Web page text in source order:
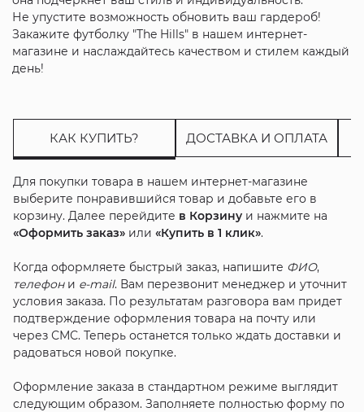
Не упустите возможность обновить ваш гардероб!
Закажите футболку "The Hills" в нашем интернет-
магазине и наслаждайтесь качеством и стилем каждый
день!
КАК КУПИТЬ? ДОСТАВКА И ОПЛАТА
Для покупки товара в нашем интернет-магазине
выберите понравившийся товар и добавьте его в
корзину. Далее перейдите в Корзинуи нажмите на
«Оформить заказ»или «Купить в 1 клик».
Когда оформляете быстрый заказ, напишите ФИО,
телефони e-mail. Вам перезвонит менеджер и уточнит
условия заказа. По результатам разговора вам придет
подтверждение оформления товара на почту или
через СМС. Теперь останется только ждать доставки и
радоваться новой покупке.
Оформление заказа в стандартном режиме выглядит
следующим образом. Заполняете полностью форму по